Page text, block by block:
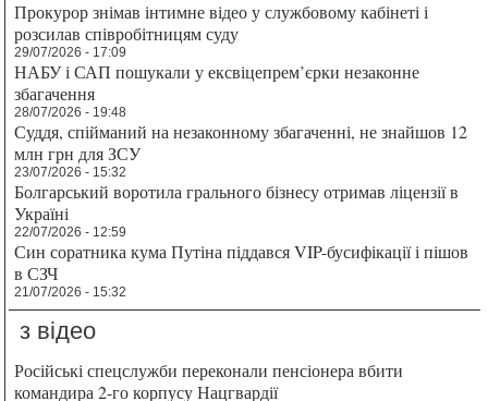
Прокурор знімав інтимне відео у службовому кабінеті і
розсилав співробітницям суду
29/07/2026 - 17:09
НАБУ і САП пошукали у ексвіцепрем’єрки незаконне
збагачення
28/07/2026 - 19:48
Суддя, спійманий на незаконному збагаченні, не знайшов 12
млн грн для ЗСУ
23/07/2026 - 15:32
Болгарський воротила грального бізнесу отримав ліцензії в
Україні
22/07/2026 - 12:59
Син соратника кума Путіна піддався VIP-бусифікації і пішов
в СЗЧ
21/07/2026 - 15:32
з відео
Російські спецслужби переконали пенсіонера вбити
командира 2-го корпусу Нацгвардії